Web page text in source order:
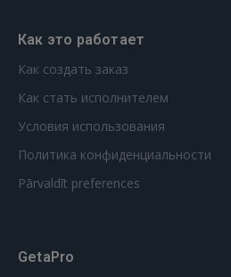
Как это работает
Как создать заказ
Как стать исполнителем
Условия использования
Политика конфиденциальности
Pārvaldīt preferences
GetaPro